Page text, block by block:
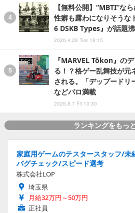
【無料公開】“MBTI”な
性癖も露わになりそうな
6 DSKB Types』が話題沸
2026.4.28 Tue 18:15
『MARVEL Tōkon』の
る！？格ゲー乱舞技が元
される。「デップードリ
などパロ満載
2026.8.7 Fri 13:30
ランキングをもっ
家庭用ゲームのテスタースタッフ/未
バグチェック/スピード選考
株式会社LOP
埼玉県
月給32万円～50万円
正社員